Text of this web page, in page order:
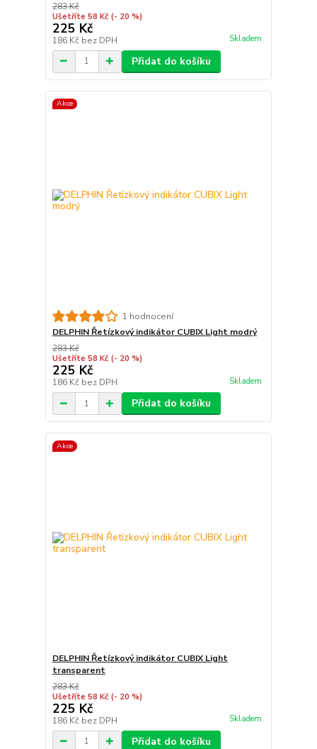
283 Kč
Ušetříte 58 Kč (- 20 %)
225 Kč
186 Kč bez DPH Skladem
Přidat do košíku
Akce
1 hodnocení
DELPHIN Řetízkový indikátor CUBIX Light modrý
283 Kč
Ušetříte 58 Kč (- 20 %)
225 Kč
186 Kč bez DPH Skladem
Přidat do košíku
Akce
DELPHIN Řetízkový indikátor CUBIX Light
transparent
283 Kč
Ušetříte 58 Kč (- 20 %)
225 Kč
186 Kč bez DPH Skladem
Přidat do košíku